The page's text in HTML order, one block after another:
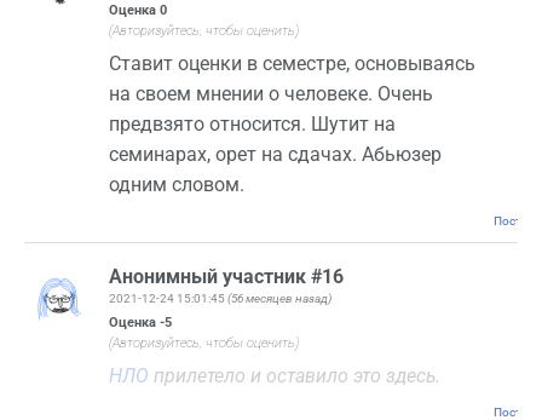
Оценка 0
(Авторизуйтесь, чтобы оценить)
Ставит оценки в семестре, основываясь
на своем мнении о человеке. Очень
предвзято относится. Шутит на
семинарах, орет на сдачах. Абьюзер
одним словом.
Анонимный участник #16
2021-12-24 15:01:45 (56 месяцев назад)
Оценка -5
(Авторизуйтесь, чтобы оценить)
НЛО прилетело и оставило это здесь.